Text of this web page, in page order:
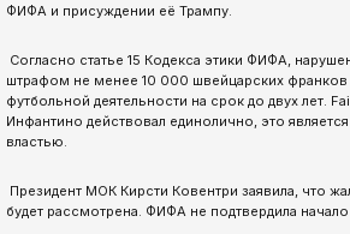
ФИФА и присуждении её Трампу.
Согласно статье 15 Кодекса этики ФИФА,
штрафом не менее 10 000 швейцарских франков
футбольной деятельности на срок до двух лет.
Инфантино действовал единолично, это
властью.
Президент МОК Кирсти Ковентри заявила, что
будет рассмотрена. ФИФА не подтвердила